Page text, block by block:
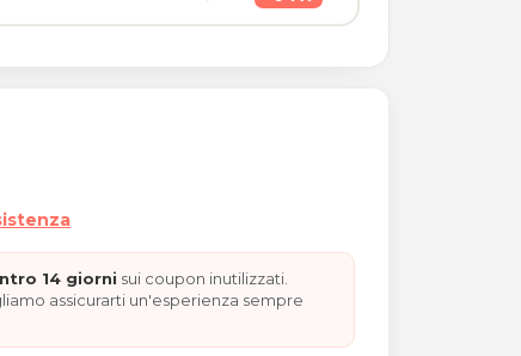
14 giorni sui coupon inutilizzati.
assicurarti un'esperienza sempre